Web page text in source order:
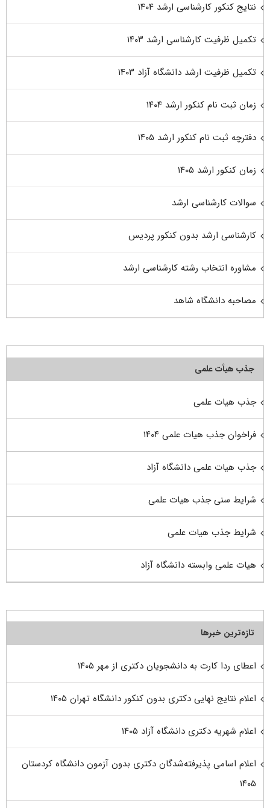
نتایج کنکور کارشناسی ارشد ۱۴۰۴
تکمیل ظرفیت کارشناسی ارشد ۱۴۰۳
تکمیل ظرفیت ارشد دانشگاه آزاد ۱۴۰۳
زمان ثبت نام کنکور ارشد ۱۴۰۴
دفترچه ثبت نام کنکور ارشد ۱۴۰۵
زمان کنکور ارشد ۱۴۰۵
سوالات کارشناسی ارشد
کارشناسی ارشد بدون کنکور پردیس
مشاوره انتخاب رشته کارشناسی ارشد
مصاحبه دانشگاه شاهد
جذب هیأت علمی
جذب هیات علمی
فراخوان جذب هیات علمی ۱۴۰۴
جذب هیات علمی دانشگاه آزاد
شرایط سنی جذب هیات علمی
شرایط جذب هیات علمی
هیات علمی وابسته دانشگاه آزاد
تازه‌ترین خبرها
اعطای ردا کارت به دانشجویان دکتری از مهر ۱۴۰۵
اعلام نتایج نهایی دکتری بدون کنکور دانشگاه تهران ۱۴۰۵
اعلام شهریه دکتری دانشگاه آزاد ۱۴۰۵
اعلام اسامی پذیرفته‌شدگان دکتری بدون آزمون دانشگاه کردستان
۱۴۰۵